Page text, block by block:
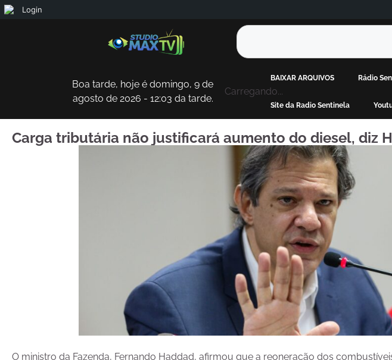
Boa tarde, hoje é domingo, 9 de
agosto de 2026 - 12:03 da tarde.
Carregando...
BAIXAR ARQUIVOS Rádio
Site da Radio Sentinela
Carga tributária não justificará aumento do diesel, diz
O ministro da Fazenda, Fernando Haddad, afirmou que a reoneração dos
Login